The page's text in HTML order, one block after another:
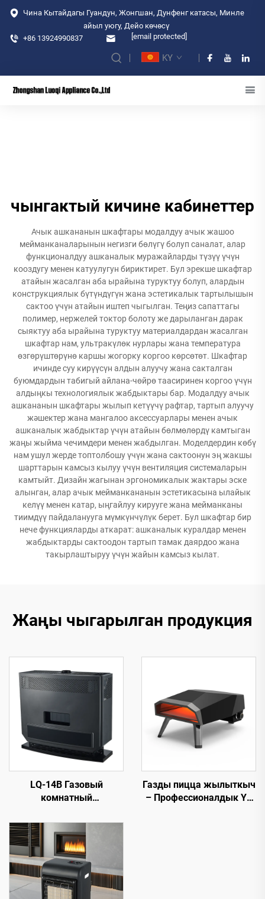
Чина Кытайдагы Гуандун, Жонгшан, Дунфенг катасы, Минле
айыл уюгу, Дейо көчөсү
+86 13924990837
[email protected]
KY
чынгактый кичине кабинеттер
Ачык ашкананын шкафтары модалдуу ачык жашоо
мейманканаларынын негизги бөлүгү болуп саналат, алар
функционалдуу ашканалык муражайларды түзүү үчүн
кооздугу менен катуулугун бириктирет. Бул эрекше шкафтар
атайын жасалган аба ырайына туруктуу болуп, алардын
конструкциялык бүтүндүгүн жана эстетикалык тартылышын
сактоо үчүн атайын иштеп чыгылган. Теңиз сапаттагы
полимер, нержелей токтор болоту же дарыланган дарак
сыяктуу аба ырайына туруктуу материалдардан жасалган
шкафтар нам, ультракүлөк нурлары жана температура
өзгөрүштөрүнө каршы жогорку коргоо көрсөтөт. Шкафтар
ичинде суу кирүүсүн алдын алуучу жана сакталган
буюмдардын табигый айлана-чөйрө таасиринен коргоо үчүн
алдыңкы технологиялык жабдыктары бар. Модалдуу ачык
ашкананын шкафтары жылып кетүүчү рафтар, тартып алуучу
жәшектер жана мангалоо аксессуарлары менен ачык
ашканалык жабдыктар үчүн атайын бөлмөлөрдү камтыган
жаңы жыйма чечимдери менен жабдылган. Моделдердин көбү
нам ушул жерде топтолбошу үчүн жана сактоонун эң жакшы
шарттарын камсыз кылуу үчүн вентиляция системаларын
камтыйт. Дизайн жагынан эргономикалык жактары эске
алынган, алар ачык мейманкананын эстетикасына ылайык
келүү менен катар, ыңгайлуу кирууге жана мейманканы
тиимдүү пайдаланууга мүмкүнчүлүк берет. Бул шкафтар бир
нече функцияларды аткарат: ашканалык куралдар менен
жабдыктарды сактоодон тартып тамак даярдоо жана
такырлаштыруу үчүн жайын камсыз кылат.
Жаңы чыгарылган продукция
LQ-14B Газовый
комнатный
Газды пицца жылыткыч
– Профессионалдык Үй